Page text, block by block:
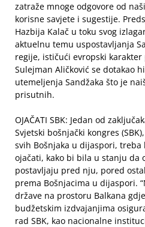
zatraže mnoge odgovore od
korisne savjete i sugestije.
Hazbija Kalač u toku svog
aktuelnu temu uspostavljanja
regije, ističući evropski
Sulejman Aličković se dotakao
utemeljenja Sandžaka što je
prisutnih.
OJAČATI SBK: Jedan od
Svjetski bošnjački kongres
svih Bošnjaka u dijaspori,
ojačati, kako bi bila u stanju da
postavljaju pred nju, pored
prema Bošnjacima u dijaspori.
države na prostoru Balkana
budžetskim izdvajanjima
rad SBK, kao nacionalne